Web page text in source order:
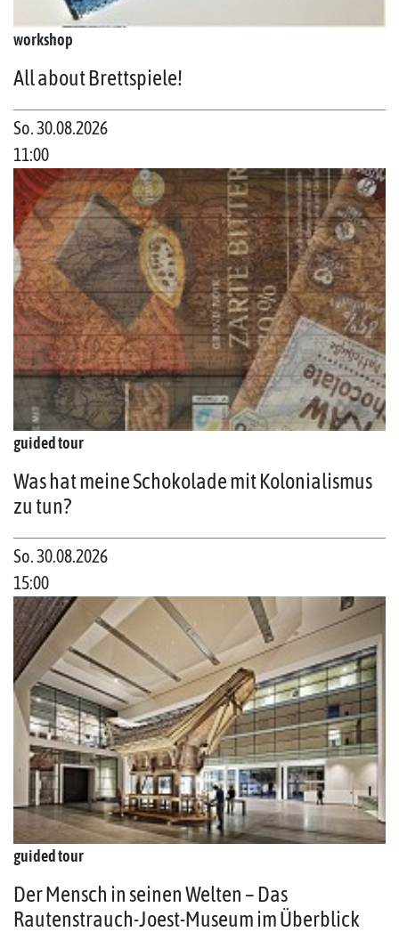
workshop
All about Brettspiele!
So. 30.08.2026
11:00
guided tour
Was hat meine Schokolade mit Kolonialismus
zu tun?
So. 30.08.2026
15:00
guided tour
Der Mensch in seinen Welten – Das
Rautenstrauch-Joest-Museum im Überblick